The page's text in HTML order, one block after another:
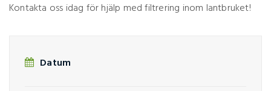
Kontakta oss idag för hjälp med filtrering inom lantbruket!
Datum